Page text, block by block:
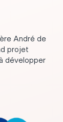
André de
projet
développer